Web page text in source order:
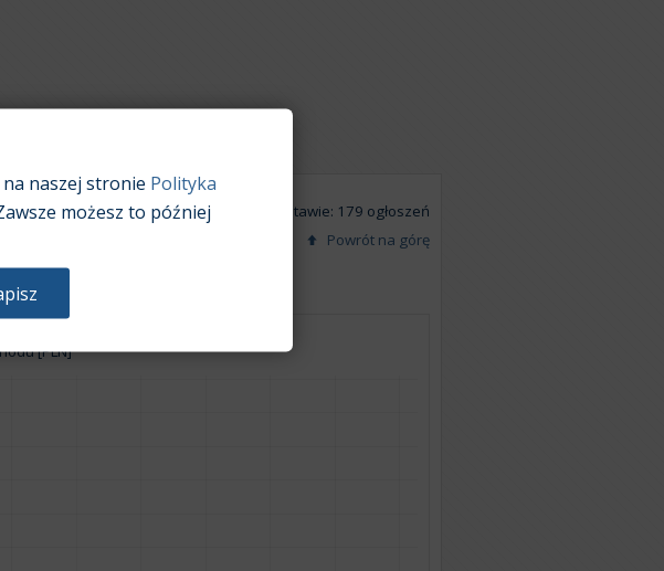
Na podstawie: 179 ogłoszeń
Powrót na górę
[PLN]
naszej stronie Polityka
możesz to później